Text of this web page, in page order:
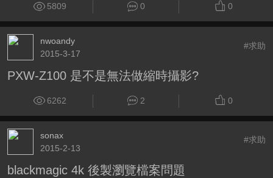
5809 0 0
nwoandy
2015-3-17
#求助
PXW-Z100 是不是無法做縮時攝影?
6262 2 0
sonax
2015-2-13
#求助
blackmagic 4k 後製瀏覽檔案問題